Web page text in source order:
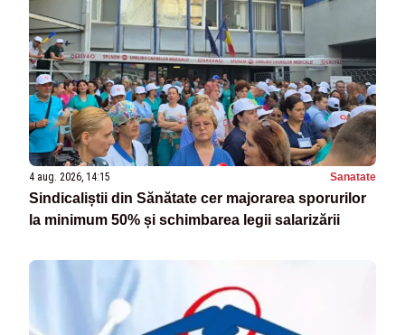
4 aug. 2026, 14:15 Sanatate
Sindicaliștii din Sănătate cer majorarea sporurilor
la minimum 50% și schimbarea legii salarizării